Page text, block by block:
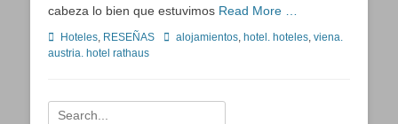
cabeza lo bien que estuvimos Read More …
Categorías
Hoteles, RESEÑAS Etiquetas
alojamientos, hotel. hoteles, viena.
austria. hotel rathaus
Buscar: